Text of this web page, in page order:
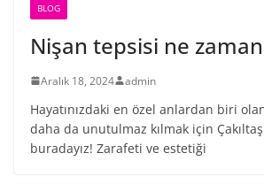
BLOG
Nişan tepsisi ne zaman
Aralık 18, 2024 admin
Hayatınızdaki en özel anlardan biri
daha da unutulmaz kılmak için
buradayız! Zarafeti ve estetiği